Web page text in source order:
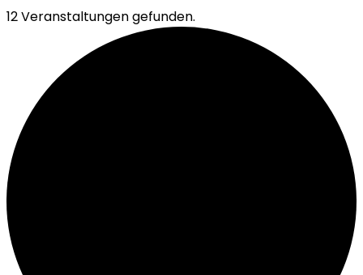
12 Veranstaltungen gefunden.